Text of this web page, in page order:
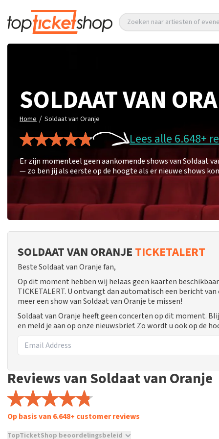
Zoeken naar artiesten of
SOLDAAT VAN
Home / Soldaat van Oranje
Lees alle 6.648+
Er zijn momenteel geen aankomende shows van Soldaat
— zo ben jij als eerste op de hoogte als er nieuwe shows
SOLDAAT VAN ORANJE TICKETALERT
Beste Soldaat van Oranje fan,
Op dit moment hebben wij helaas geen kaarten
TICKETALERT. U ontvangt dan automatisch een bericht
meer een show van Soldaat van Oranje te missen!
Soldaat van Oranje heeft geen concerten op dit moment.
en meld je aan op onze nieuwsbrief. Zo wordt u ook op de
Reviews van Soldaat van Oranje
Op basis van 6.648+ customer reviews
TopTicketShop beoordelingsbeleid